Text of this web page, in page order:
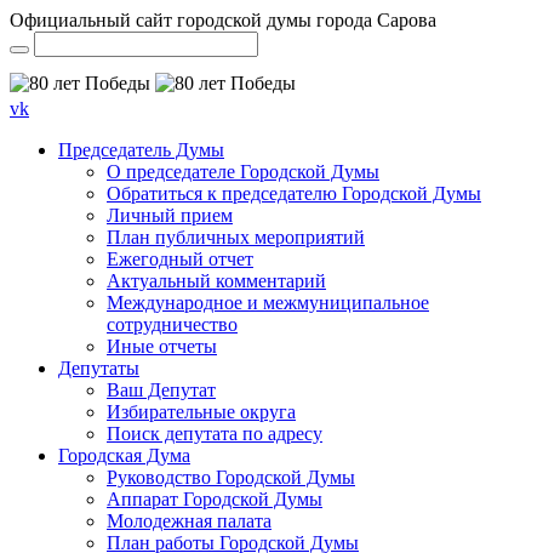
Официальный сайт городской думы города Сарова
vk
Председатель Думы
О председателе Городской Думы
Обратиться к председателю Городской Думы
Личный прием
План публичных мероприятий
Ежегодный отчет
Актуальный комментарий
Международное и межмуниципальное
сотрудничество
Иные отчеты
Депутаты
Ваш Депутат
Избирательные округа
Поиск депутата по адресу
Городская Дума
Руководство Городской Думы
Аппарат Городской Думы
Молодежная палата
План работы Городской Думы